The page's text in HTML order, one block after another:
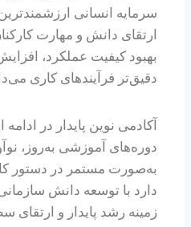
سرمایه انسانی
ارتقای دانش و مهارت
بهبود کیفیت عملکرد،
دقیق‌تر فرآیندهای کاری
آکادمی نوین پایدار در
دوره‌های آموزشی به‌روز،
به‌صورت مستمر در دستور
دارد با توسعه دانش
زمینه رشد پایدار و ارتقای